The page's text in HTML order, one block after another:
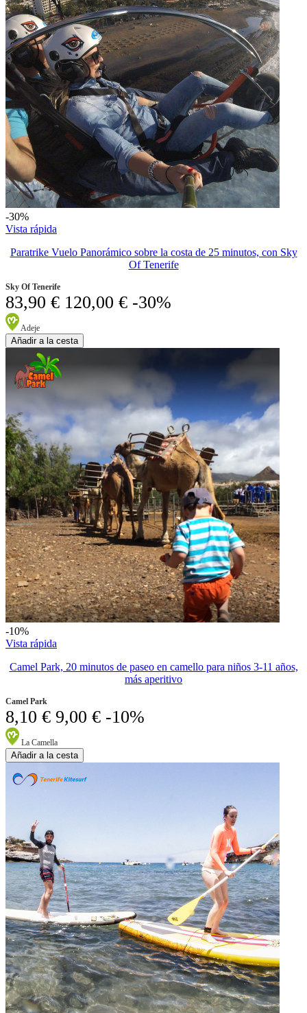
-30%
Vista rápida
Paratrike Vuelo Panorámico sobre la costa de 25 minutos, con Sky
Of Tenerife
Sky Of Tenerife
83,90 € 120,00 € -30%
Adeje
Añadir a la cesta
-10%
Vista rápida
Camel Park, 20 minutos de paseo en camello para niños 3-11 años,
más aperitivo
Camel Park
8,10 € 9,00 € -10%
La Camella
Añadir a la cesta